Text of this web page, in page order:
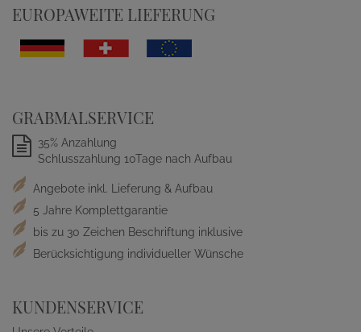
EUROPAWEITE LIEFERUNG
GRABMALSERVICE
35% Anzahlung
Schlusszahlung 10Tage nach Aufbau
Angebote inkl. Lieferung & Aufbau
5 Jahre Komplettgarantie
bis zu 30 Zeichen Beschriftung inklusive
Berücksichtigung individueller Wünsche
KUNDENSERVICE